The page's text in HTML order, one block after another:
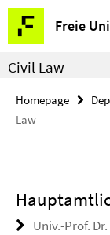
Springe
direkt
zu
Inhalt
Freie
Service
Navigation
Civil Law
Homepage
Law
Univ.-Prof.